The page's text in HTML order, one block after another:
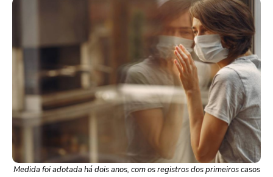
Medida foi adotada há dois anos, com os registros dos primeiros casos